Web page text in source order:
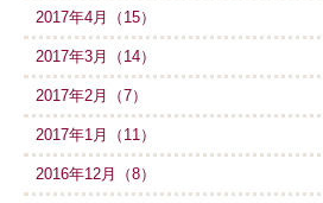
2017年4月（15）
2017年3月（14）
2017年2月（7）
2017年1月（11）
2016年12月（8）